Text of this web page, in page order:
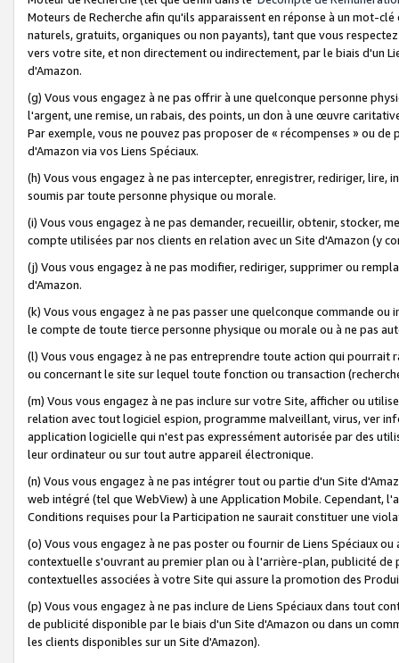
Moteurs de Recherche afin qu'ils apparaissent en réponse à un mot-
naturels, gratuits, organiques ou non payants), tant que vous
vers votre site, et non directement ou indirectement, par le biais d'un
d'Amazon.
(g) Vous vous engagez à ne pas offrir à une quelconque personne
l'argent, une remise, un rabais, des points, un don à une œuvre
Par exemple, vous ne pouvez pas proposer de « récompenses » ou
d'Amazon via vos Liens Spéciaux.
(h) Vous vous engagez à ne pas intercepter, enregistrer, rediriger,
soumis par toute personne physique ou morale.
(i) Vous vous engagez à ne pas demander, recueillir, obtenir, stocker,
compte utilisées par nos clients en relation avec un Site d'Amazon (y
(j) Vous vous engagez à ne pas modifier, rediriger, supprimer ou
d'Amazon.
(k) Vous vous engagez à ne pas passer une quelconque commande
le compte de toute tierce personne physique ou morale ou à ne pas
(l) Vous vous engagez à ne pas entreprendre toute action qui
ou concernant le site sur lequel toute fonction ou transaction
(m) Vous vous engagez à ne pas inclure sur votre Site, afficher ou
relation avec tout logiciel espion, programme malveillant, virus, ver
application logicielle qui n'est pas expressément autorisée par des
leur ordinateur ou sur tout autre appareil électronique.
(n) Vous vous engagez à ne pas intégrer tout ou partie d'un Site
web intégré (tel que WebView) à une Application Mobile. Cependant,
Conditions requises pour la Participation ne saurait constituer une
(o) Vous vous engagez à ne pas poster ou fournir de Liens Spéciaux
contextuelle s'ouvrant au premier plan ou à l'arrière-plan, publicité
contextuelles associées à votre Site qui assure la promotion des
(p) Vous vous engagez à ne pas inclure de Liens Spéciaux dans tout
de publicité disponible par le biais d'un Site d'Amazon ou dans un
les clients disponibles sur un Site d'Amazon).